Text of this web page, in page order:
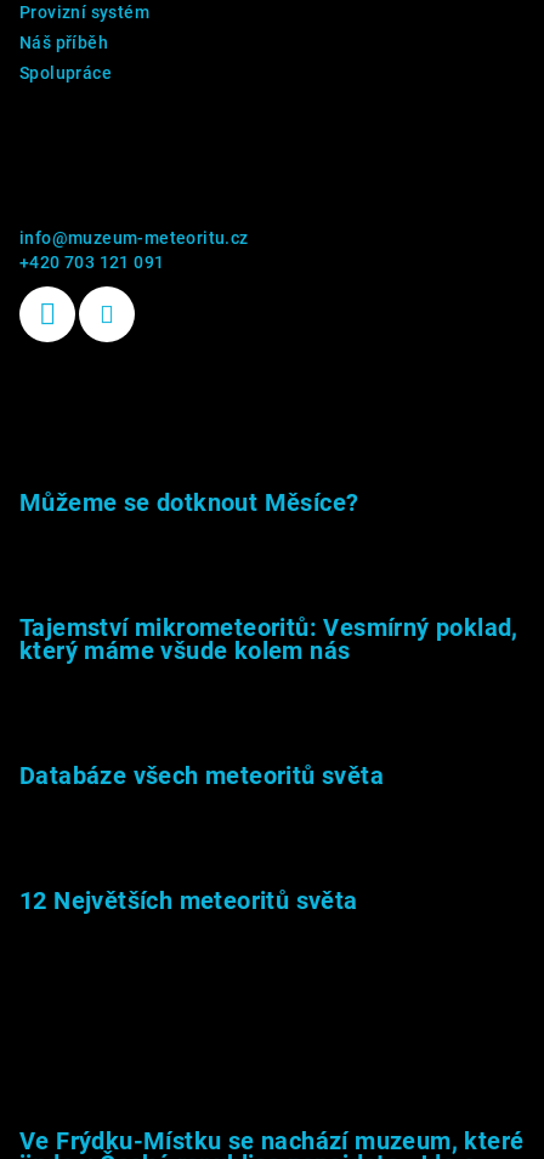
Provizní systém
Náš příběh
Spolupráce
info@muzeum-meteoritu.cz
+420 703 121 091
Můžeme se dotknout Měsíce?
Tajemství mikrometeoritů: Vesmírný poklad,
který máme všude kolem nás
Databáze všech meteoritů světa
12 Největších meteoritů světa
Ve Frýdku-Místku se nachází muzeum, které